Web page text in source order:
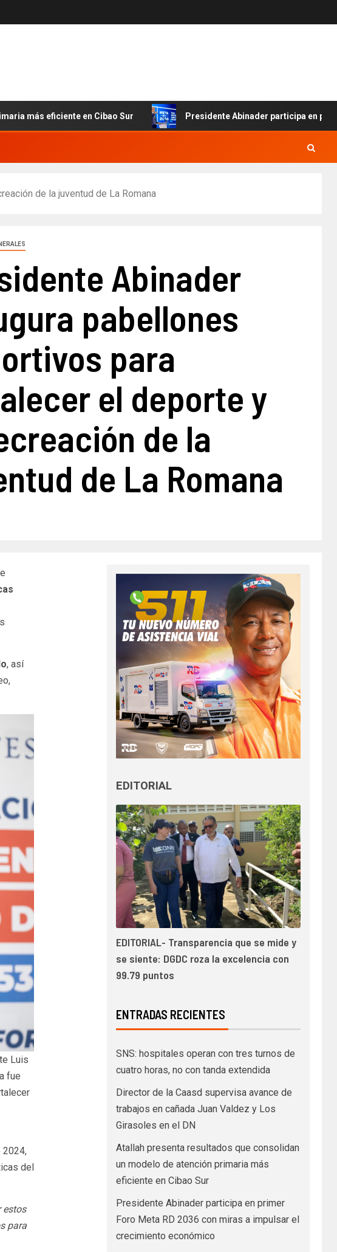
en Cibao Sur Presidente Abinader participa en primer Foro
de la juventud de La Romana
Abinader
pabellones
para
el deporte y
de la
de La Romana
, así
Luis
fue
2024,
del
estos
para
EDITORIAL
EDITORIAL- Transparencia que se mide y
se siente: DGDC roza la excelencia con
99.79 puntos
ENTRADAS RECIENTES
SNS: hospitales operan con tres turnos de
cuatro horas, no con tanda extendida
Director de la Caasd supervisa avance de
trabajos en cañada Juan Valdez y Los
Girasoles en el DN
Atallah presenta resultados que consolidan
un modelo de atención primaria más
eficiente en Cibao Sur
Presidente Abinader participa en primer
Foro Meta RD 2036 con miras a impulsar el
crecimiento económico